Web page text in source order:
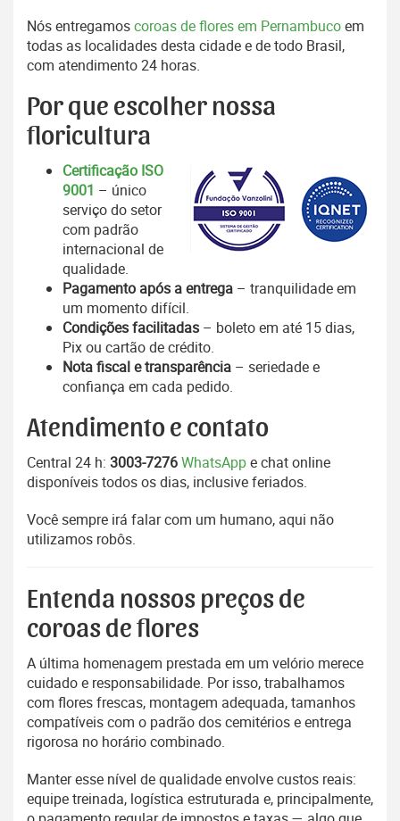
Nós entregamoscoroas de flores em Pernambucoem
todas as localidades desta cidade e de todo Brasil,
com atendimento 24 horas.
Por que escolher nossa
floricultura
Certificação ISO
9001 – único
serviço do setor
com padrão
internacional de
qualidade.
Pagamento após a entrega – tranquilidade em
um momento difícil.
Condições facilitadas – boleto em até 15 dias,
Pix ou cartão de crédito.
Nota fiscal e transparência – seriedade e
confiança em cada pedido.
Atendimento e contato
Central 24 h: 3003-7276WhatsAppe chat online
disponíveis todos os dias, inclusive feriados.
Você sempre irá falar com um humano, aqui não
utilizamos robôs.
Entenda nossos preços de
coroas de flores
A última homenagem prestada em um velório merece
cuidado e responsabilidade. Por isso, trabalhamos
com flores frescas, montagem adequada, tamanhos
compatíveis com o padrão dos cemitérios e entrega
rigorosa no horário combinado.
Manter esse nível de qualidade envolve custos reais:
equipe treinada, logística estruturada e, principalmente,